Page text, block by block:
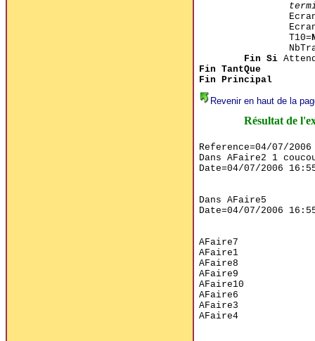
T10=
Fin Si
Fin TantQue
Fin Principal
Revenir en haut de la
Résultat de
Reference=04/07/
Dans AFaire2 1
Date=04/07/2006
Dans AFaire5
Date=04/07/2006
AFaire7
AFaire1
AFaire8
AFaire9
AFaire10
AFaire6
AFaire3
AFaire4